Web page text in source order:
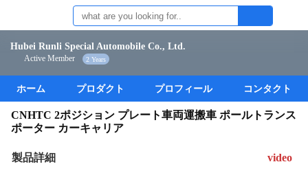
Hubei Runli Special Automobile Co., Ltd.
Active Member 2 Years
ホーム プロダクト プロフィール コンタクト
CNHTC 2ポジション プレート車両運搬車 ポールトランス
ポーター カーキャリア
製品詳細 video